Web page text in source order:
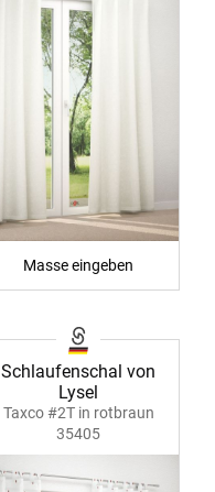
Masse eingeben
Schlaufenschal von
Lysel
Taxco #2T in rotbraun
35405